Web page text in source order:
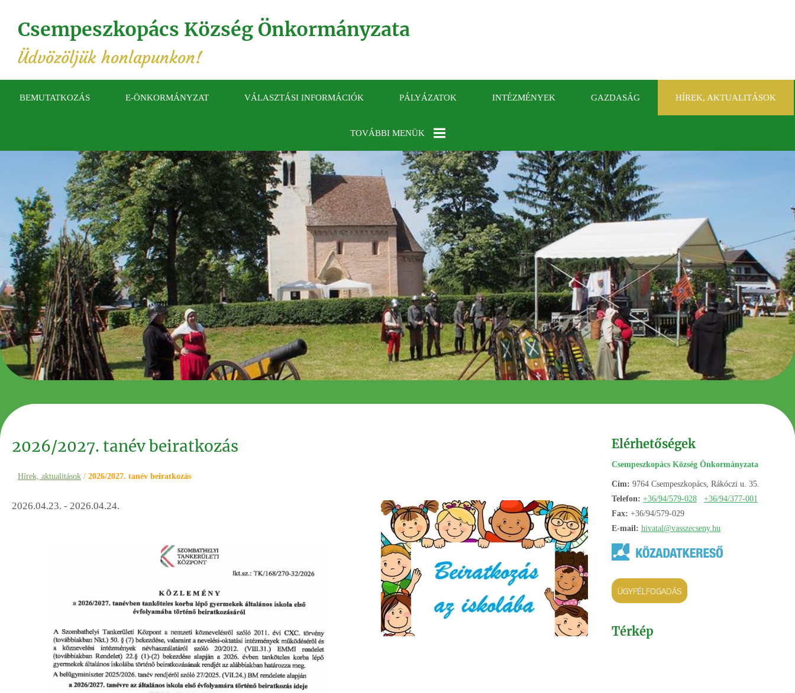
Csempeszkopács Község Önkormányzata
Üdvözöljük honlapunkon!
BEMUTATKOZÁS E-ÖNKORMÁNYZAT VÁLASZTÁSI INFORMÁCIÓK PÁLYÁZATOK INTÉZMÉNYEK GAZDASÁG HÍREK, AKTUALITÁSOK
TOVÁBBI MENÜK
KÖZÉRDEKŰ
ADATOK
GALÉRIA
ELÉRHETŐSÉGEK
Elérhetőségek
Csempeszkopács Község Önkormányzata
Cím: 9764 Csempeszkopács, Rákóczi u. 35.
Telefon: +36/94/579-028
+36/94/377-001
Fax: +36/94/579-029
E-mail: hivatal@vasszecseny.hu
ÜGYFÉLFOGADÁS
Térkép
2026/2027. tanév beiratkozás
Hírek, aktualitások / 2026/2027. tanév beiratkozás
2026.04.23. - 2026.04.24.